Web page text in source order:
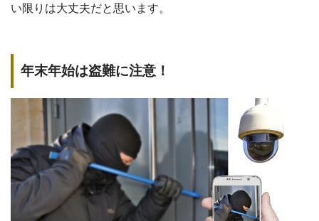
い限りは大丈夫だと思います。
年末年始は盗難に注意！